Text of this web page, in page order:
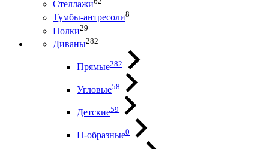
Стеллажи
Тумбы-антресоли8
Полки29
Диваны282
Прямые282
Угловые58
Детские59
П-образные0